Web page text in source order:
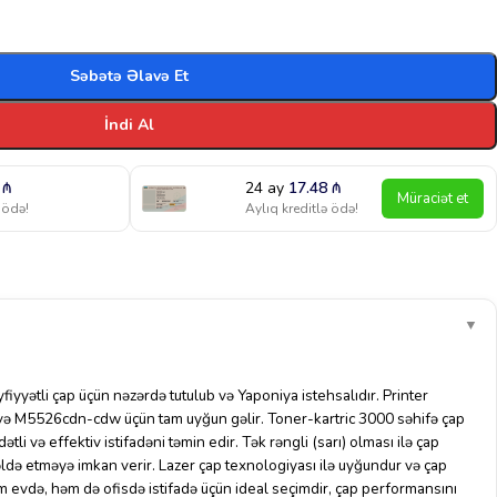
Səbətə Əlavə Et
İndi Al
₼ 24 ay 17.48₼
Aylıq kreditlə ödə! Müraciət et
▼
çap üçün nəzərdə tutulub və Yaponiya istehsalıdır. Printer
M5526cdn-cdw üçün tam uyğun gəlir. Toner-kartric 3000 səhifə çap
və effektiv istifadəni təmin edir. Tək rəngli (sarı) olması ilə çap
etməyə imkan verir. Lazer çap texnologiyası ilə uyğundur və çap
evdə, həm də ofisdə istifadə üçün ideal seçimdir, çap performansını